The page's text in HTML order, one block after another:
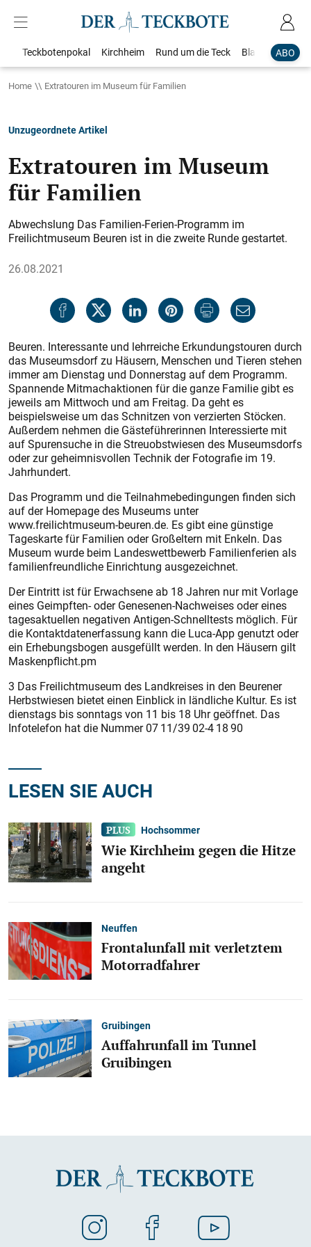
ABO
Teckbotenpokal Kirchheim Rund um die Teck Blaulicht
Home Extratouren im Museum für Familien
Unzugeordnete Artikel
Extratouren im Museum
für Familien
Abwechslung Das Familien-Ferien-Programm im
Freilichtmuseum Beuren ist in die zweite Runde gestartet.
26.08.2021
Beuren. Interessante und lehrreiche Erkundungstouren durch
das Museumsdorf zu Häusern, Menschen und Tieren stehen
immer am Dienstag und Donnerstag auf dem Programm.
Spannende Mitmachaktionen für die ganze Familie gibt es
jeweils am Mittwoch und am Freitag. Da geht es
beispielsweise um das Schnitzen von verzierten Stöcken.
Außerdem nehmen die Gästeführerinnen Interessierte mit
auf Spurensuche in die Streuobstwiesen des Museumsdorfs
oder zur geheimnisvollen Technik der Fotografie im 19.
Jahrhundert.
Das Programm und die Teilnahmebedingungen finden sich
auf der Homepage des Museums unter
www.freilichtmuseum-beuren.de. Es gibt eine günstige
Tageskarte für Familien oder Großeltern mit Enkeln. Das
Museum wurde beim Landeswettbewerb Familienferien als
familienfreundliche Einrichtung ausgezeichnet.
Der Eintritt ist für Erwachsene ab 18 Jahren nur mit Vorlage
eines Geimpften- oder Genesenen-Nachweises oder eines
tagesaktuellen negativen Antigen-Schnelltests möglich. Für
die Kontaktdatenerfassung kann die Luca-App genutzt oder
ein Erhebungsbogen ausgefüllt werden. In den Häusern gilt
Maskenpflicht.pm
3 Das Freilichtmuseum des Landkreises in den Beurener
Herbstwiesen bietet einen Einblick in ländliche Kultur. Es ist
dienstags bis sonntags von 11 bis 18 Uhr geöffnet. Das
Infotelefon hat die Nummer 07 11/39 02-4 18 90
LESEN SIE AUCH
Hochsommer
Wie Kirchheim gegen die Hitze
angeht
Neuffen
Frontalunfall mit verletztem
Motorradfahrer
Gruibingen
Auffahrunfall im Tunnel
Gruibingen